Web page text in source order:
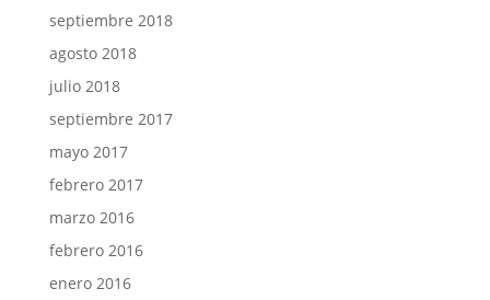
septiembre 2018
agosto 2018
julio 2018
septiembre 2017
mayo 2017
febrero 2017
marzo 2016
febrero 2016
enero 2016